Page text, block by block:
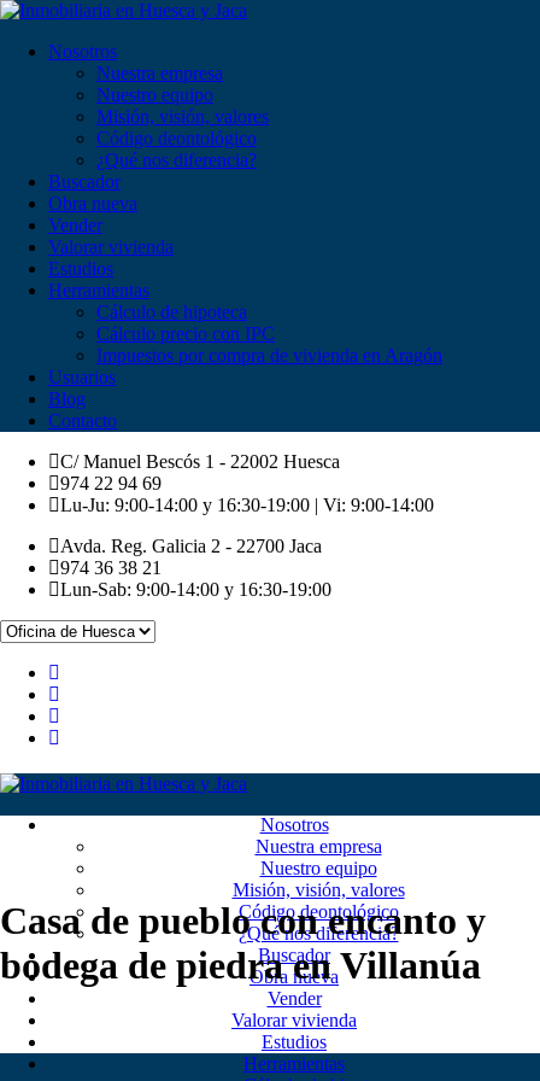
Nosotros
Nuestra empresa
Nuestro equipo
Misión, visión, valores
Código deontológico
¿Qué nos diferencia?
Buscador
Obra nueva
Vender
Valorar vivienda
Estudios
Herramientas
Cálculo de hipoteca
Cálculo precio con IPC
Impuestos por compra de vivienda en Aragón
Usuarios
Blog
Contacto
C/ Manuel Bescós 1 - 22002 Huesca
974 22 94 69
Lu-Ju: 9:00-14:00 y 16:30-19:00 | Vi: 9:00-14:00
Avda. Reg. Galicia 2 - 22700 Jaca
974 36 38 21
Lun-Sab: 9:00-14:00 y 16:30-19:00
Nosotros
Nuestra empresa
Nuestro equipo
Misión, visión, valores
Código deontológico
¿Qué nos diferencia?
Buscador
Obra nueva
Vender
Valorar vivienda
Estudios
Herramientas
Casa de pueblo con encanto y
bodega de piedra en Villanúa